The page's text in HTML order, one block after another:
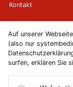
Auf unserer
(also nur
surfen, erklären Sie
Kontakt
Newsletterabmeldung